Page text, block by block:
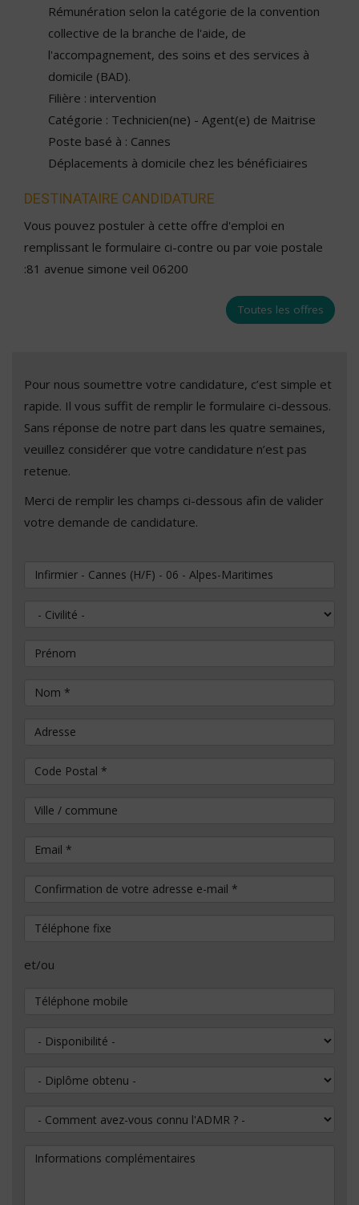
Rémunération selon la catégorie de la convention
collective de la branche de l'aide, de
l'accompagnement, des soins et des services à
domicile (BAD).
Filière : intervention
Catégorie : Technicien(ne) - Agent(e) de Maitrise
Poste basé à : Cannes
Déplacements à domicile chez les bénéficiaires
DESTINATAIRE CANDIDATURE
Vous pouvez postuler à cette offre d'emploi en
remplissant le formulaire ci-contre ou par voie postale
:81 avenue simone veil 06200
Toutes les offres
Pour nous soumettre votre candidature, c’est simple et
rapide. Il vous suffit de remplir le formulaire ci-dessous.
Sans réponse de notre part dans les quatre semaines,
veuillez considérer que votre candidature n’est pas
retenue.
Merci de remplir les champs ci-dessous afin de valider
votre demande de candidature.
Vous souhaitez postuler au poste de
Civilité
Prénom
Nom*
Adresse
Code Postal *
Ville / commune
Email*
Confirmation de votre adresse e-mail
Téléphone fixe
et/ou
Téléphone mobile
Disponibilité
Diplôme obtenu
Comment avez-vous connu l'ADMR ?
Informations complémentaires